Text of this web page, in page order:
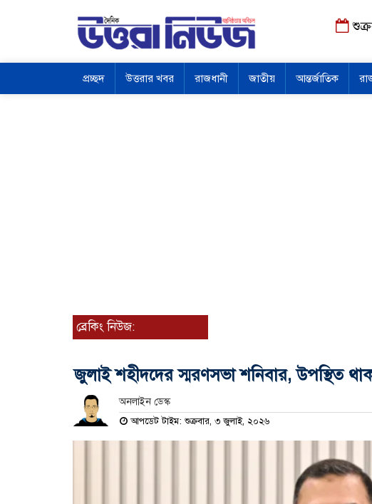
প্রচ্ছদ উত্তরার খবর রাজধানী জাতীয় আন্তর্জাতিক
ব্রেকিং নিউজ:
জুলাই শহীদদের স্মরণসভা শনিবার, উপস্থিত
অনলাইন ডেস্ক
আপডেট টাইম: শুক্রবার, ৩ জুলাই, ২০২৬